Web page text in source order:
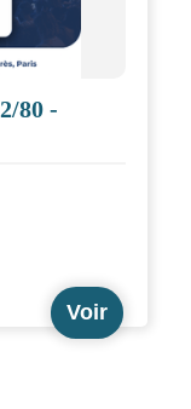
80 -
Voir